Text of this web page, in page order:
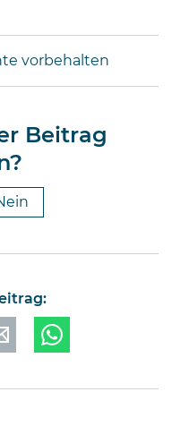
Microsoft dürften
geläufig sein.
haben Imperien
vorbehalten
Beitrag